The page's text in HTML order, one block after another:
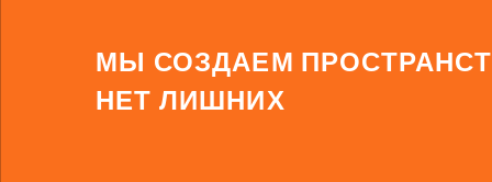
МЫ СОЗДАЕМ
НЕТ ЛИШНИХ